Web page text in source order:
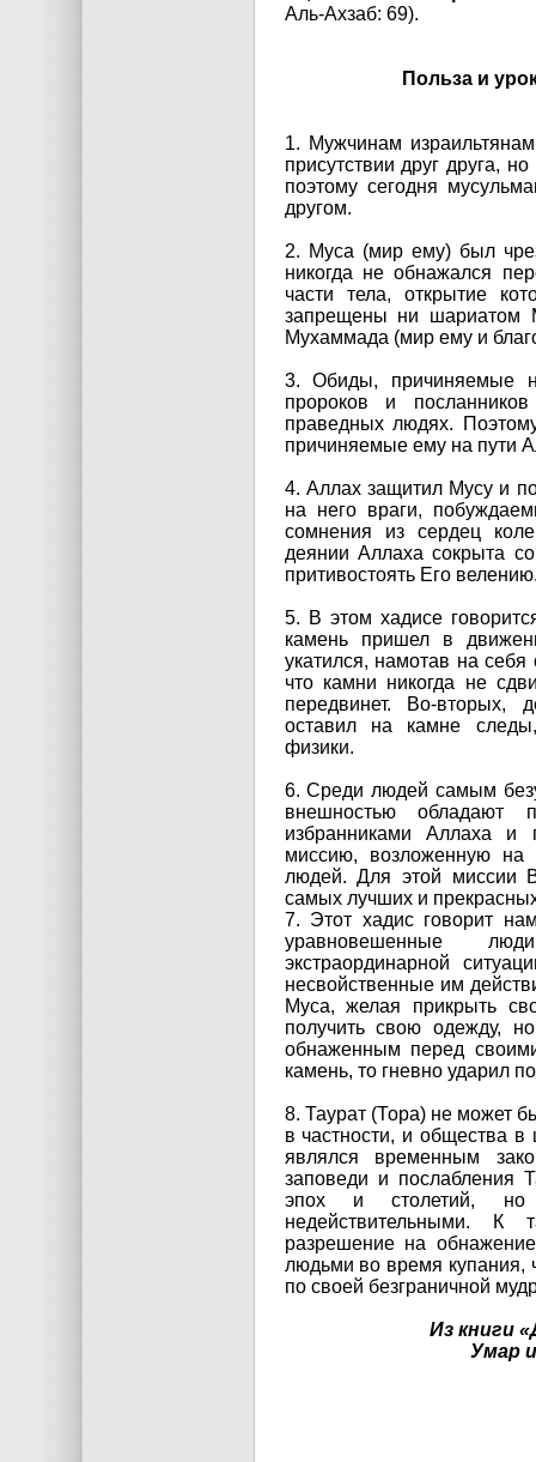
Аль-Ахзаб: 69).
Польза и
1. Мужчинам
присутствии друг друга,
поэтому сегодня
другом.
2. Муса (мир ему) был
никогда не обнажался
части тела, открытие
запрещены ни шариатом
Мухаммада (мир ему и
3. Обиды, причиняемые
пророков и
праведных людях.
причиняемые ему на пути
4. Аллах защитил Мусу и
на него враги,
сомнения из сердец
деянии Аллаха сокрыта
притивостоять Его
5. В этом хадисе
камень пришел в
укатился, намотав на
что камни никогда не
передвинет. Во-вторых,
оставил на камне
физики.
6. Среди людей самым
внешностью обладают
избранниками Аллаха и
миссию, возложенную
людей. Для этой миссии
самых лучших и
7. Этот хадис говорит
уравновешенные
экстраординарной
несвойственные им
Муса, желая прикрыть
получить свою одежду,
обнаженным перед
камень, то гневно ударил
8. Таурат (Тора) не может
в частности, и общества
являлся временным
заповеди и послабления
эпох и столетий,
недействительными. К
разрешение на
людьми во время
по своей безграничной
Из книги
Умар